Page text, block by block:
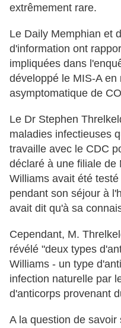
extrêmement rare.
Le Daily Memphian et
d'information ont
impliquées dans
développé le MIS-A en
asymptomatique de
Le Dr Stephen
maladies infectieuses
travaille avec le CDC
déclaré à une filiale de
Williams avait été
pendant son séjour à
avait dit qu'à sa
Cependant, M.
révélé "deux types
Williams - un type
infection naturelle par
d'anticorps provenant
A la question de